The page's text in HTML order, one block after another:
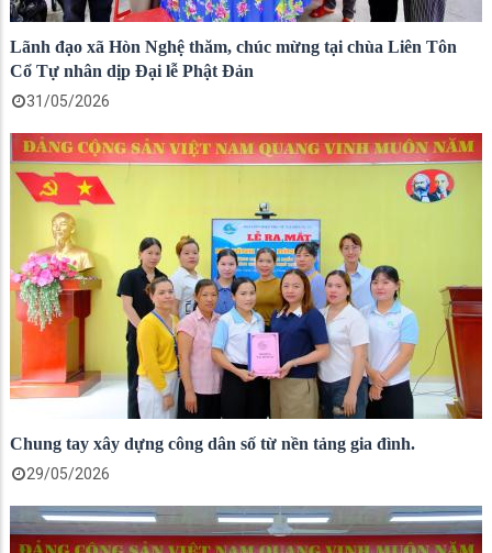
Lãnh đạo xã Hòn Nghệ thăm, chúc mừng tại chùa Liên Tôn
Cổ Tự nhân dịp Đại lễ Phật Đản
31/05/2026
Chung tay xây dựng công dân số từ nền tảng gia đình.
29/05/2026